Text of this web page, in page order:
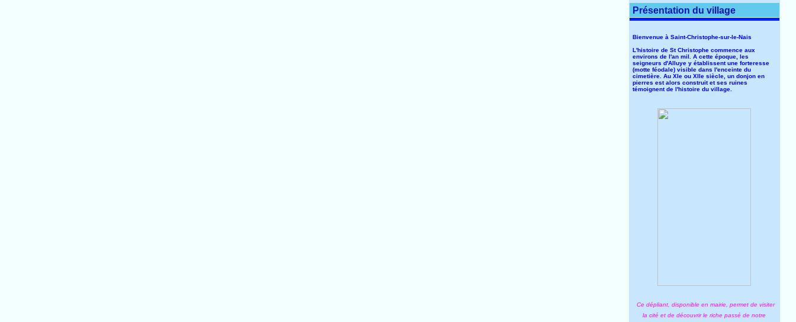
Présentation du village
Bienvenue à Saint-Christophe-sur-le-Nais
L'histoire de St Christophe commence aux
environs de l'an mil. A cette époque, les
seigneurs d'Alluye y établissent une forteresse
(motte féodale) visible dans l'enceinte du
cimetière. Au XIe ou XIIe siècle, un donjon en
pierres est alors construit et ses ruines
témoignent de l'histoire du village.
Ce dépliant, disponible en mairie, permet de visiter
la cité et de découvrir le riche passé de notre